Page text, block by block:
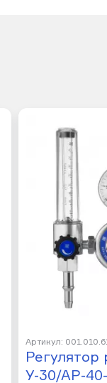
Артикул:
Регулятор
У-30/АР-